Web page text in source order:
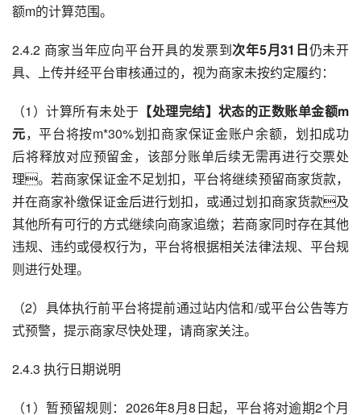
额m的计算范围。
2.4.2 商家当年应向平台开具的发票到次年5月31日仍未开
具、上传并经平台审核通过的，视为商家未按约定履约：
（1）计算所有未处于 【处理完结】状态的正数账单金额m
元，平台将按m*30%划扣商家保证金账户余额，划扣成功
后将释放对应预留金，该部分账单后续无需再进行交票处
理。若商家保证金不足划扣，平台将继续预留商家货款，
并在商家补缴保证金后进行划扣，或通过划扣商家货款及
其他所有可行的方式继续向商家追缴；若商家同时存在其他
违规、违约或侵权行为，平台将根据相关法律法规、平台规
则进行处理。
（2）具体执行前平台将提前通过站内信和/或平台公告等方
式预警，提示商家尽快处理，请商家关注。
2.4.3 执行日期说明
（1）暂预留规则：2026年8月8日起，平台将对逾期2个月